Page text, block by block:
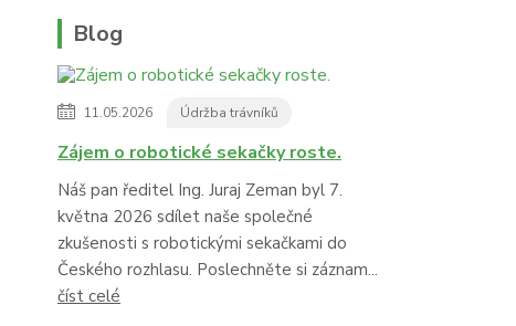
Blog
11.05.2026 Údržba trávníků
Zájem o robotické sekačky roste.
Náš pan ředitel Ing. Juraj Zeman byl 7.
května 2026 sdílet naše společné
zkušenosti s robotickými sekačkami do
Českého rozhlasu. Poslechněte si záznam...
číst celé